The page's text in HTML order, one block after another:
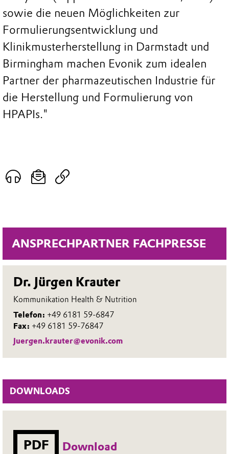
ANSPRECHPARTNER FACHPRESSE
Dr. Jürgen Krauter
Kommunikation Health & Nutrition
Telefon: +49 6181 59-6847
Fax: +49 6181 59-76847
Juergen.krauter@evonik.com
DOWNLOADS
PDF Download
sowie die neuen Möglichkeiten zur
Formulierungsentwicklung und
Klinikmusterherstellung in Darmstadt und
Birmingham machen Evonik zum idealen
Partner der pharmazeutischen Industrie für
die Herstellung und Formulierung von
HPAPIs."